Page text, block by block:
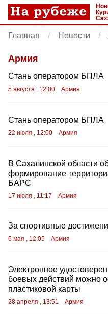
Главная Новости
Армия
Стань оператором БПЛА
5 августа , 12:00 Армия
Стань оператором БПЛА
22 июля , 12:00 Армия
В Сахалинской области
формирование
БАРС
17 июля , 11:17 Армия
За спортивные
6 мая , 12:05 Армия
Электронное
боевых действий можно
пластиковой карты
28 апреля , 13:51 Армия